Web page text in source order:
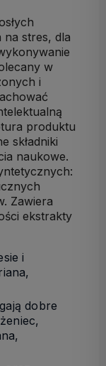
stres, dla
w
i
produktu
składniki
naukowe.
Zawiera
ekstrakty
i
dobre